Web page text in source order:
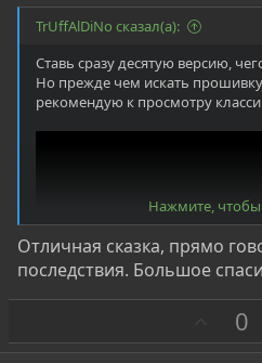
TrUffAlDiNo сказал(а):
Ставь сразу десятую версию,
Но прежде чем искать прошивку
рекомендую к просмотру
Нажмите, чтобы
Отличная сказка, прямо
последствия. Большое
а
0